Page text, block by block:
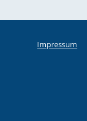
Impressum